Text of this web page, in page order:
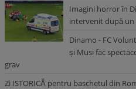
Imagini horror în
intervenit după
Dinamo - FC
și Musi fac
grav
Zi ISTORICĂ pentru baschetul din